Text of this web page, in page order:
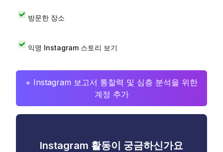
방문한 장소
익명 Instagram 스토리 보기
+ Instagram 보고서 통찰력 및 심층 분석을 위한
계정 추가
Instagram 활동이 궁금하신가요